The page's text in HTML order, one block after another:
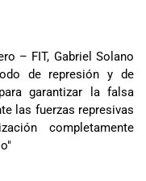
– FIT, Gabriel Solano
de represión y de
garantizar la falsa
las fuerzas represivas
completamente